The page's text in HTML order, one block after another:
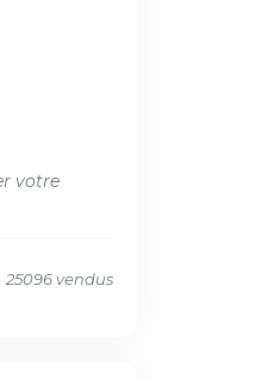
votre
25096 vendus